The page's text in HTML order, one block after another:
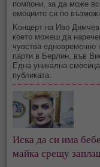
помпони, за да може
емоциите си по
Kонцерт на Иво
което можеш да
чувства
парти в Берлин, във
Една уникална
публиката.
Иска да си има
майка срещу